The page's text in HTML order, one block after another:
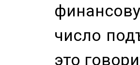
число
это